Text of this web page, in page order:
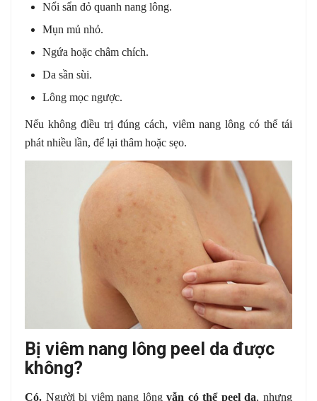
Nổi sẩn đỏ quanh nang lông.
Mụn mủ nhỏ.
Ngứa hoặc châm chích.
Da sần sùi.
Lông mọc ngược.
Nếu không điều trị đúng cách, viêm nang lông có thể tái
phát nhiều lần, để lại thâm hoặc sẹo.
Bị viêm nang lông peel da được
không?
Có. Người bị viêm nang lôngvẫn có thể peel da, nhưng